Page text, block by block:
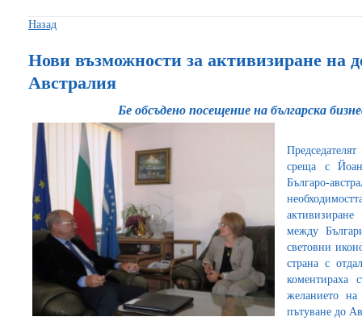
Назад
Нови възможности за активизиране на
Австралия
Бе обсъдено посещение на българска
среща с
Българо-
между
световни
страна с
коментираха
желанието
пътуване до